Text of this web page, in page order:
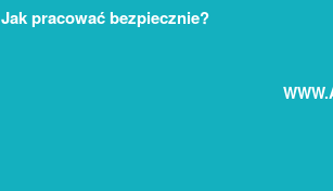
Jak pracować bezpiecznie?